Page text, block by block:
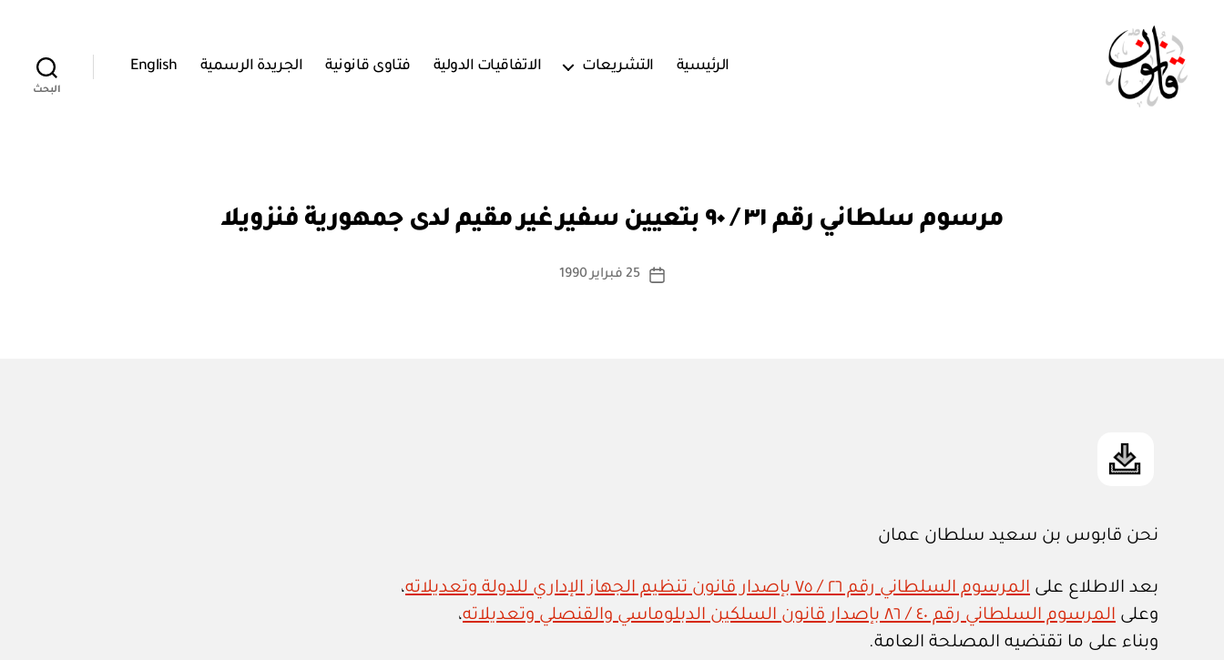
الرئيسية التشريعات الاتفاقيات الدولية فتاوى قانونية الجريدة الرسمية English
البحث
التصنيفاتمرسوم سلطاني رقم ٣١ / ٩٠ بتعيين سفير غير مقيم لدى جمهورية فنزويلا
كاتب
س
ة
تاريخ
25 فبراير 1990
نحن قابوس بن سعيد سلطان عمان
بعد الاطلاع على المرسوم السلطاني رقم ٢٦ / ٧٥ بإصدار قانون تنظيم الجهاز الإداري للدولة وتعديلاته
،
وعلى المرسوم السلطاني رقم ٤٠ / ٨٦ بإصدار قانون السلكين الدبلوماسي والقنصلي وتعديلاته
،
وبناء على ما تقتضيه المصلحة العامة.